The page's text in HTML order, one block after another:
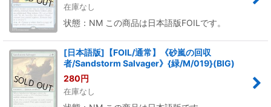
在庫なし
状態：NM この商品は日本語版FOILです。
[日本語版]【FOIL/通常】《砂嵐の回収
者/Sandstorm Salvager》{緑/M/019}(BIG)
280円
在庫なし